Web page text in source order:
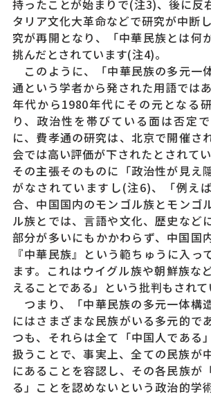
持ったことが始まりで(注3)、後に反
タリア文化大革命などで研究が中断
究が再開となり、「中華民族とは何
挑んだとされています(注4)。
このように、「中華民族の多元一
通という学者から発された用語では
年代から1980年代にその元となる
り、政治性を帯びている面は否定
に、費孝通の研究は、北京で開催さ
会では高い評価が下されたとされて
その主張そのものに「政治性が見え
がなされていますし(注6)、「例え
合、中国国内のモンゴル族とモンゴ
ル族とでは、言語や文化、歴史など
部分が多いにもかかわらず、中国国
『中華民族』という範ちゅうに入っ
ます。これはウイグル族や朝鮮族な
えることである」という批判もされて
つまり、「中華民族の多元一体構
にはさまざまな民族がいる多元的で
つも、それらは全て「中国人である
扱うことで、事実上、全ての民族が
にあることを容認し、その各民族が
る」ことを認めないという政治的学